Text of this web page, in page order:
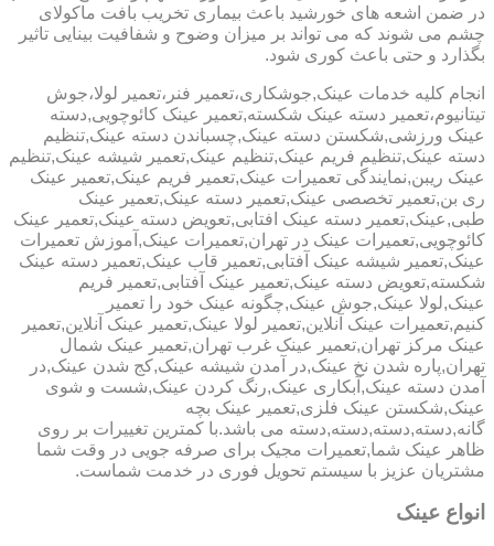
در ضمن اشعه های خورشید باعث بیماری تخریب بافت ماکولای
چشم می شوند که می تواند بر میزان وضوح و شفافیت بینایی تاثیر
بگذارد و حتی باعث کوری شود.
انجام کلیه خدمات عینک,جوشکاری،تعمیر فنر،تعمیر لولا،جوش
تیتانیوم،تعمیر دسته عینک شکسته,تعمیر عینک کائوچویی,دسته
عینک ورزشی,شکستن دسته عینک,چسباندن دسته عینک,تنظیم
دسته عینک,تنظیم فریم عینک,تنظیم عینک,تعمیر شیشه عینک,تنظیم
عینک ریبن,نمایندگی تعمیرات عینک,تعمیر فریم عینک,تعمیر عینک
ری بن,تعمیر تخصصی عینک,تعمیر دسته عینک,تعمیر عینک
طبی,عینک,تعمیر دسته عینک افتابی,تعویض دسته عینک,تعمیر عینک
کائوچویی,تعمیرات عینک در تهران,تعمیرات عینک,آموزش تعمیرات
عینک,تعمیر شیشه عینک آفتابی,تعمیر قاب عینک,تعمیر دسته عینک
شکسته,تعویض دسته عینک,تعمیر عینک آفتابی,تعمیر فریم
عینک,لولا عینک,جوش عینک,چگونه عینک خود را تعمیر
کنیم,تعمیرات عینک آنلاین,تعمیر لولا عینک,تعمیر عینک آنلاین,تعمیر
عینک مرکز تهران,تعمیر عینک غرب تهران,تعمیر عینک شمال
تهران,پاره شدن نخ عینک,در آمدن شیشه عینک,کج شدن عینک,در
آمدن دسته عینک,آبکاری عینک,رنگ کردن عینک,شست و شوی
عینک,شکستن عینک فلزی,تعمیر عینک بچه
گانه,دسته,دسته,دسته,دسته می باشد.با کمترین تغییرات بر روی
ظاهر عینک شما,تعمیرات مجیک برای صرفه جویی در وقت شما
مشتریان عزیز با سیستم تحویل فوری در خدمت شماست.
انواع عینک